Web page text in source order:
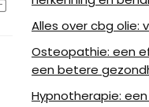
Alles over cbg olie:
Osteopathie: een
een betere
Hypnotherapie: